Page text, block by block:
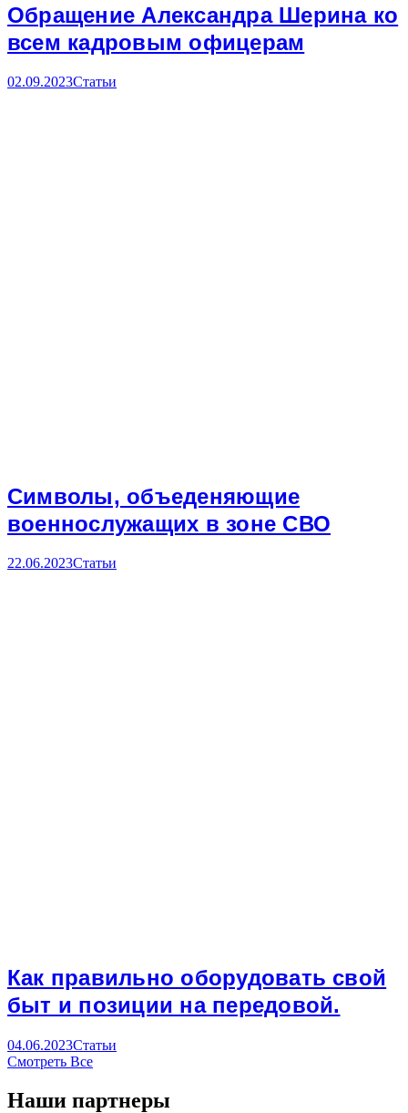
Обращение Александра Шерина ко
всем кадровым офицерам
02.09.2023Статьи
Символы, объеденяющие
военнослужащих в зоне СВО
22.06.2023Статьи
Как правильно оборудовать свой
быт и позиции на передовой.
04.06.2023Статьи
Смотреть Все
Наши партнеры